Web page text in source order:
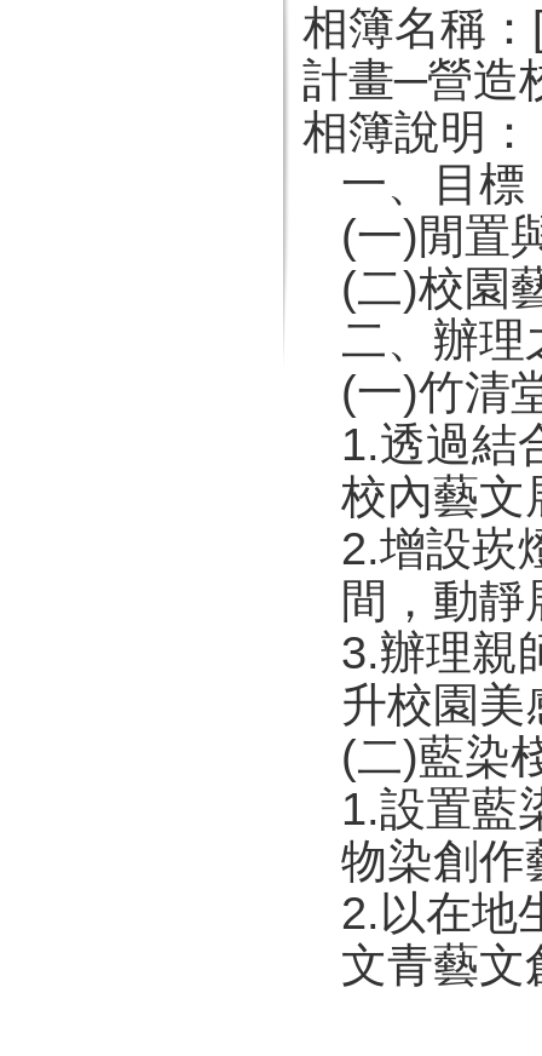
相簿名稱
計畫─營造
相簿說明：
一、目標
(一)閒置
(二)校園
二、辦理
(一)竹清
1.透過結
校內藝文
2.增設崁
間，動
3.辦理親
升校園美
(二)藍染
1.設置藍
物染創作
2.以在地
文青藝文